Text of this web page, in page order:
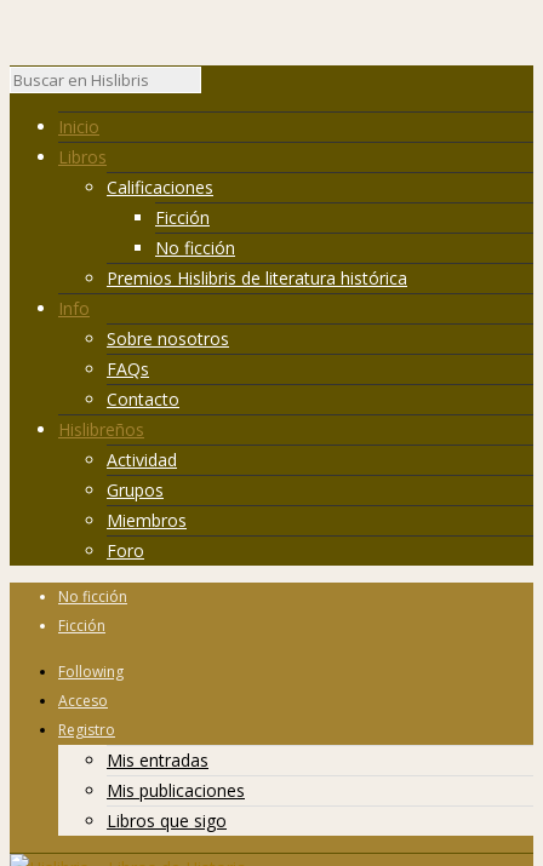
Inicio
Libros
Calificaciones
Ficción
No ficción
Premios Hislibris de literatura histórica
Info
Sobre nosotros
FAQs
Contacto
Hislibreños
Actividad
Grupos
Miembros
Foro
No ficción
Ficción
Following
Acceso
Registro
Mis entradas
Mis publicaciones
Libros que sigo